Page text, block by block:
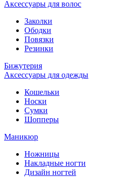
Аксессуары для волос
Заколки
Ободки
Повязки
Резинки
Бижутерия
Аксессуары для одежды
Кошельки
Носки
Сумки
Шопперы
Маникюр
Ножницы
Накладные ногти
Дизайн ногтей